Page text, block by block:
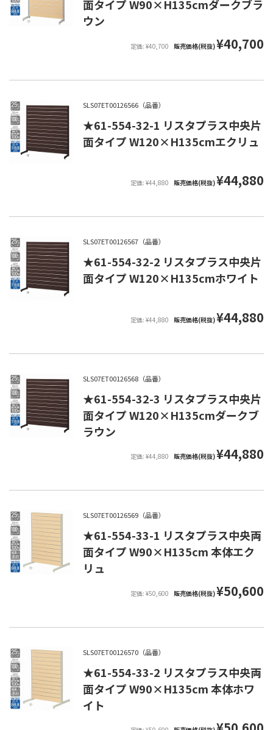
面タイプ W90×H135cmダークブラ
ウン
定価: ¥40,700 販売価格(税抜)¥40,700
SLS07ET00126566（品番）
★61-554-32-1 リスタプラス中央片
面タイプ W120×H135cmエクリュ
定価: ¥44,880 販売価格(税抜)¥44,880
SLS07ET00126567（品番）
★61-554-32-2 リスタプラス中央片
面タイプ W120×H135cmホワイト
定価: ¥44,880 販売価格(税抜)¥44,880
SLS07ET00126568（品番）
★61-554-32-3 リスタプラス中央片
面タイプ W120×H135cmダークブ
ラウン
定価: ¥44,880 販売価格(税抜)¥44,880
SLS07ET00126569（品番）
★61-554-33-1 リスタプラス中央両
面タイプ W90×H135cm 本体エク
リュ
定価: ¥50,600 販売価格(税抜)¥50,600
SLS07ET00126570（品番）
★61-554-33-2 リスタプラス中央両
面タイプ W90×H135cm 本体ホワ
イト